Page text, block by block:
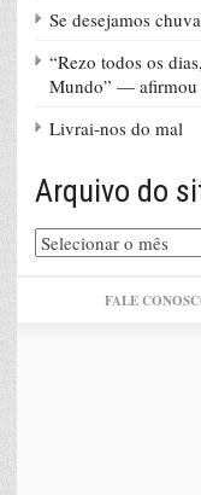
Se desejamos
“Rezo todos os
Mundo” — afirmou
Livrai-nos do mal
Arquivo do
Arquivo
do
FALE